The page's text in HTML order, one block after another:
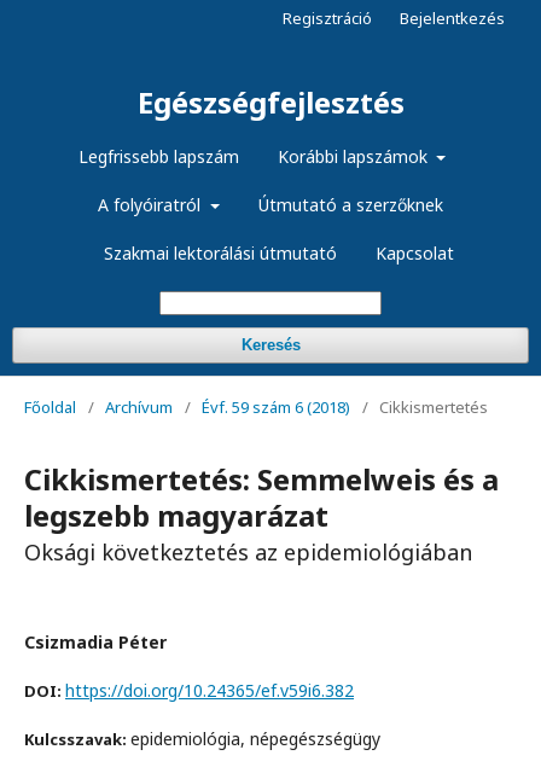
Egészségfejlesztés
Legfrissebb lapszám Korábbi lapszámok
A folyóiratról Útmutató a szerzőknek
Szakmai lektorálási útmutató Kapcsolat
Keresés
Regisztráció Bejelentkezés
Főoldal / Archívum / Évf. 59 szám 6 (2018) / Cikkismertetés
Cikkismertetés: Semmelweis és a
legszebb magyarázat
Oksági következtetés az epidemiológiában
Csizmadia Péter
DOI: https://doi.org/10.24365/ef.v59i6.382
Kulcsszavak: epidemiológia, népegészségügy